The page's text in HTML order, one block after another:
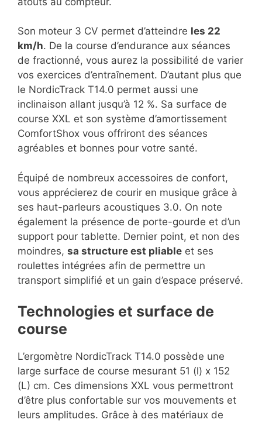
Son moteur 3 CV permet d’atteindre les 22
km/h. De la course d’endurance aux séances
de fractionné, vous aurez la possibilité de varier
vos exercices d’entraînement. D’autant plus que
le NordicTrack T14.0 permet aussi une
inclinaison allant jusqu’à 12 %. Sa surface de
course XXL et son système d’amortissement
ComfortShox vous offriront des séances
agréables et bonnes pour votre santé.
Équipé de nombreux accessoires de confort,
vous apprécierez de courir en musique grâce à
ses haut-parleurs acoustiques 3.0. On note
également la présence de porte-gourde et d’un
support pour tablette. Dernier point, et non des
moindres, sa structure est pliable et ses
roulettes intégrées afin de permettre un
transport simplifié et un gain d’espace préservé.
Technologies et surface de
course
L’ergomètre NordicTrack T14.0 possède une
large surface de course mesurant 51 (l) x 152
(L) cm. Ces dimensions XXL vous permettront
d’être plus confortable sur vos mouvements et
leurs amplitudes. Grâce à des matériaux de